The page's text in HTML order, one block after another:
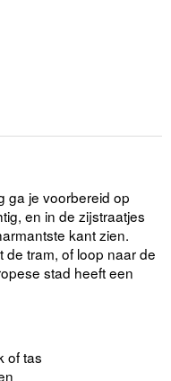
ga je voorbereid op
en in de zijstraatjes
kant zien.
tram, of loop naar de
stad heeft een
of tas